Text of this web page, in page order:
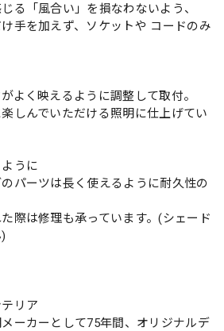
る「風合い」を損なわないよう、
手を加えず、ソケットや コードのみ
よく映えるように調整して取付。
しんでいただける照明に仕上げてい
うに
パーツは長く使えるように耐久性の
際は修理も承っています。(シェード
リア
ーカーとして75年間、オリジナルデ